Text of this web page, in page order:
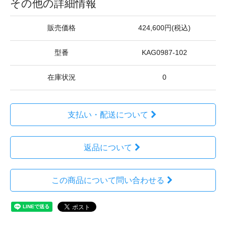
その他の詳細情報
販売価格 424,600円(税込)
型番 KAG0987-102
在庫状況 0
支払い・配送について
返品について
この商品について問い合わせる